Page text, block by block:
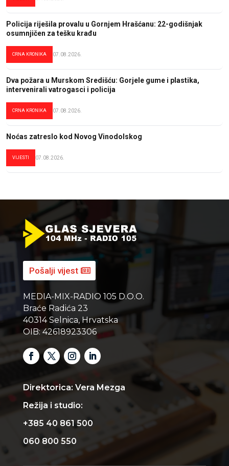
Policija riješila provalu u Gornjem Hrašćanu: 22-godišnjak
osumnjičen za tešku krađu
CRNA KRONIKA 07.08.2026.
Dva požara u Murskom Središću: Gorjele gume i plastika,
intervenirali vatrogasci i policija
CRNA KRONIKA 07.08.2026.
Noćas zatreslo kod Novog Vinodolskog
VIJESTI 07.08.2026.
Pošalji vijest
MEDIA-MIX-RADIO 105 D.O.O.
Braće Radića 23
40314 Selnica, Hrvatska
OIB: 42618923306
Direktorica: Vera Mezga
Režija i studio:
+385 40 861 500
060 800 550